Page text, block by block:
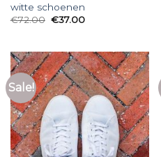
witte schoenen
€72.00 €37.00
Sale!